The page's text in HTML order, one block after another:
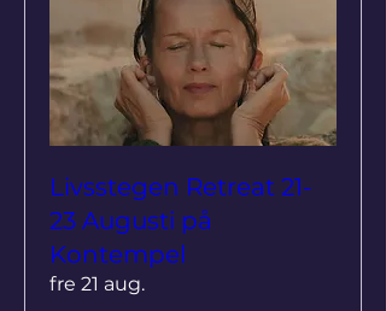
Livsstegen Retreat 21-
23 Augusti på
Kontempel
fre 21 aug.